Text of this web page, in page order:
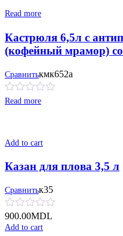
Read more
Кастрюля 6,5л с
(кофейный мрамор)
Сравнитькмк652а
Read more
Add to cart
Казан для плова 3,5 л
Сравнитьк35
900.00MDL
Add to cart